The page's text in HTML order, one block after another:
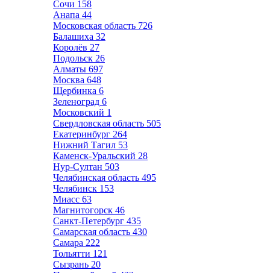
Сочи 158
Анапа 44
Московская область 726
Балашиха 32
Королёв 27
Подольск 26
Алматы 697
Москва 648
Щербинка 6
Зеленоград 6
Московский 1
Свердловская область 505
Екатеринбург 264
Нижний Тагил 53
Каменск-Уральский 28
Нур-Султан 503
Челябинская область 495
Челябинск 153
Миасс 63
Магнитогорск 46
Санкт-Петербург 435
Самарская область 430
Самара 222
Тольятти 121
Сызрань 20